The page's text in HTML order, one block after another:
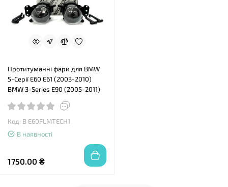
Протитуманні фари для BMW
5-Серії Е60 Е61 (2003-2010)
BMW 3-Series E90 (2005-2011)
Код: B E60FLMTECH1
В наявності
1750.00 ₴